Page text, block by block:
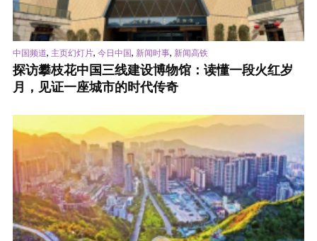
中国频道, 主页幻灯片, 今日中国, 新闻时事, 新闻高铁
探访攀枝花中国三线建设博物馆：读懂一段火红岁
月，见证一座城市的时代传奇